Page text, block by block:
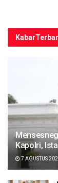
Kabar
Kapolri,
7 AGUSTUS